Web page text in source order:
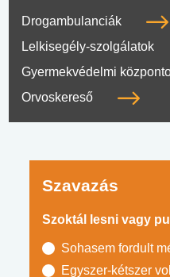
Drogambulanciák
Lelkisegély-szolgálatok
Gyermekvédelmi
Orvoskereső
Szavazás
Szoktál lesni vagy
Sohasem fordult
Egyszer-kétszer